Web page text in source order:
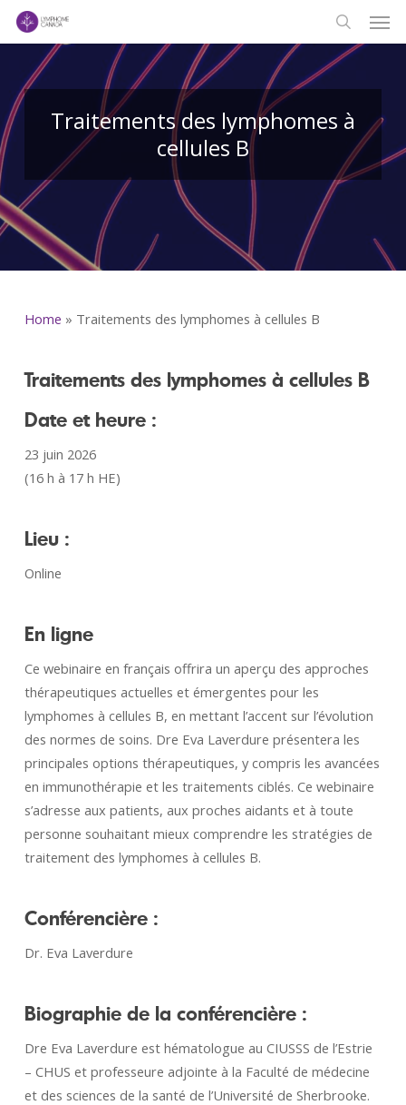
Skip
content
search
Traitements des lymphomes à
cellules B
Home » Traitements des lymphomes à cellules B
Traitements des lymphomes à cellules B
Date et heure :
23 juin 2026
(16 h à 17 h HE)
Lieu :
Online
En ligne
Ce webinaire en français offrira un aperçu des approches
thérapeutiques actuelles et émergentes pour les
lymphomes à cellules B, en mettant l’accent sur l’évolution
des normes de soins. Dre Eva Laverdure présentera les
principales options thérapeutiques, y compris les avancées
en immunothérapie et les traitements ciblés. Ce webinaire
s’adresse aux patients, aux proches aidants et à toute
personne souhaitant mieux comprendre les stratégies de
traitement des lymphomes à cellules B.
Conférencière :
Dr. Eva Laverdure
Biographie de la conférencière :
Dre Eva Laverdure est hématologue au CIUSSS de l’Estrie
– CHUS et professeure adjointe à la Faculté de médecine
et des sciences de la santé de l’Université de Sherbrooke.